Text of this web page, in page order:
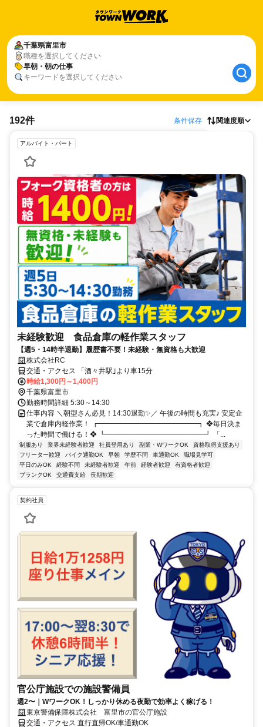
千葉県富里市
職種を選択してください
早朝・朝の仕事
キーワードを選択してください
192件 条件保存 関連度順
アルバイト・パート
未経験歓迎 食品倉庫の軽作業スタッフ
【週5・14時半退勤】履歴書不要！未経験・無資格も大歓迎
株式会社RC
交通・アクセス 「酒々井駅｣より車15分
時給1,300円～1,400円
千葉県富里市
勤務時間詳細 5:30～14:30
仕事内容 ＼朝型さん必見！14:30退勤✨／ 午後の時間も充実♪ 安定企
業で倉庫内軽作業！ ┏━━━━━━━━━━━━━━┓ ❖毎日決ま
った時間で働ける！❖ ┗━━━━━━━━━━━━━━┛ 「...
制服あり 業界未経験者歓迎 社員登用あり 副業・WワークOK
資格取得支援あり
フリーター歓迎
バイク通勤OK 早朝 学歴不問 車通勤OK
職場見学可
平日のみOK
経験不問 未経験者歓迎 午前 経験者歓迎
有資格者歓迎
ブランクOK
交通費支給 長期歓迎
契約社員
官公庁施設での施設警備員
週2〜｜WワークOK！しっかり休める夜勤で効率よく稼げる！
東京警備保障株式会社 富里市の官公庁施設
交通・アクセス 直行直帰OK/車通勤OK